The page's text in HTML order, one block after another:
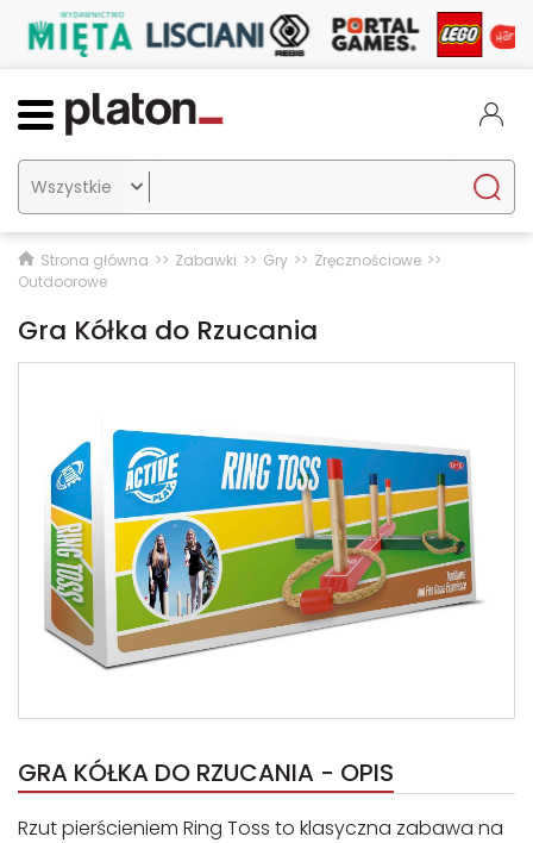

Strona główna Zabawki Gry
Zręcznościowe
Outdoorowe
Gra Kółka do Rzucania
GRA KÓŁKA DO RZUCANIA - OPIS
Rzut pierścieniem Ring Toss to klasyczna zabawa na